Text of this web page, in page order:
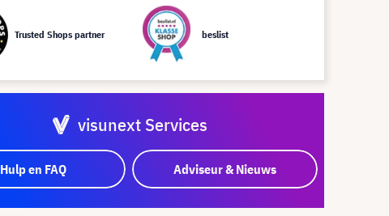
Trusted Shops partner beslist
visunext Services
Hulp en FAQ Adviseur & Nieuws